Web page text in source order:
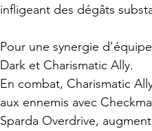
infligeant des dégâts
Pour une synergie
Dark et Charismatic Ally.
En combat, Charismatic
aux ennemis avec
Sparda Overdrive,